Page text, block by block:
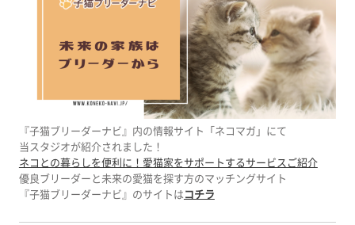
『子猫ブリーダーナビ』内の情報サイト「ネコマガ」にて
当スタジオが紹介されました！
ネコとの暮らしを便利に！愛猫家をサポートするサービスご紹介
優良ブリーダーと未来の愛猫を探す方のマッチングサイト
『子猫ブリーダーナビ』のサイトはコチラ